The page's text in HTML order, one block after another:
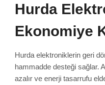
Hurda
Ekonomiye
Hurda elektroniklerin geri
hammadde desteği sağlar.
azalır ve enerji tasarrufu